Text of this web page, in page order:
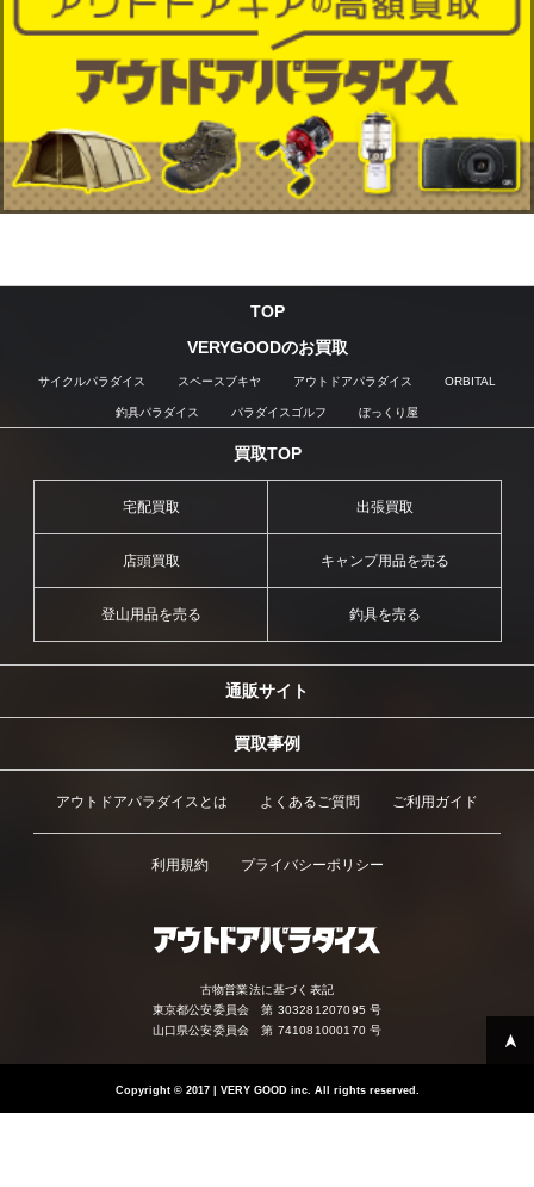
TOP
VERYGOODのお買取
サイクルパラダイス スペースブキヤ アウトドアパラダイス ORBITAL
釣具パラダイス パラダイスゴルフ ぼっくり屋
買取TOP
宅配買取 出張買取
店頭買取 キャンプ用品を売る
登山用品を売る 釣具を売る
通販サイト
買取事例
アウトドアパラダイスとは よくあるご質問 ご利用ガイド
利用規約 プライバシーポリシー
古物営業法に基づく表記
東京都公安委員会 第 303281207095 号
山口県公安委員会 第 741081000170 号
Copyright ©2017 | VERY GOOD inc. All rights reserved.